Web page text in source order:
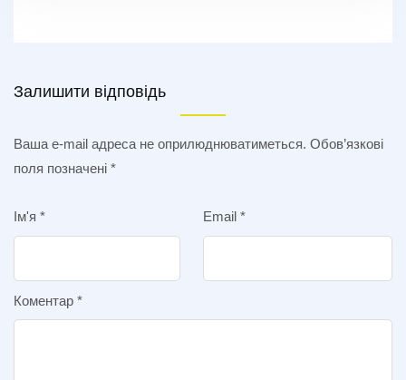
Залишити відповідь
Ваша e-mail адреса не оприлюднюватиметься. Обов’язкові
поля позначені *
Ім'я * Email *
Коментар *